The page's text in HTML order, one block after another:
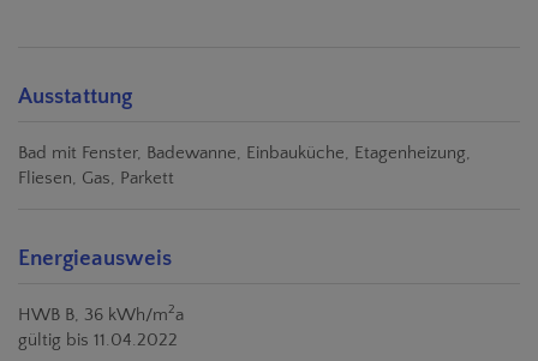
Ausstattung
Bad mit Fenster Badewanne Einbauküche Etagenheizung
Fliesen Gas Parkett
Energieausweis
HWB B, 36 kWh/m2a
gültig bis 11.04.2022